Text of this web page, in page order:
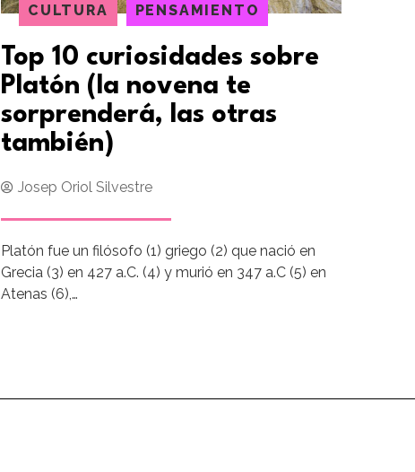
CULTURA PENSAMIENTO
Top 10 curiosidades sobre
Platón (la novena te
sorprenderá, las otras
también)
Josep Oriol Silvestre
Platón fue un filósofo (1) griego (2) que nació en
Grecia (3) en 427 a.C. (4) y murió en 347 a.C (5) en
Atenas (6),…